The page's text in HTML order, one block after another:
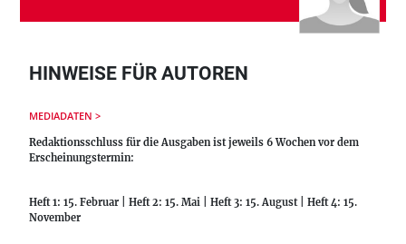
HINWEISE FÜR AUTOREN
MEDIADATEN >
Redaktionsschluss für die Ausgaben ist jeweils 6 Wochen vor dem
Erscheinungstermin:
Heft 1: 15. Februar | Heft 2: 15. Mai | Heft 3: 15. August | Heft 4: 15.
November